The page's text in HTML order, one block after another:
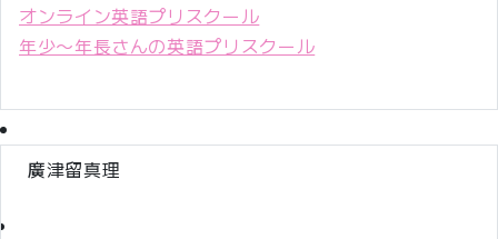
オンライン英語プリスクール
年少〜年長さんの英語プリスクール
廣津留真理